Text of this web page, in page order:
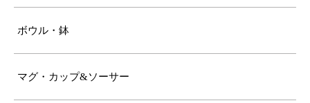
ボウル・鉢
マグ・カップ&ソーサー